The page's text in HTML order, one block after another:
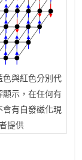
色與紅色分別代
顯示，在任何有
會有自發磁化現
提供